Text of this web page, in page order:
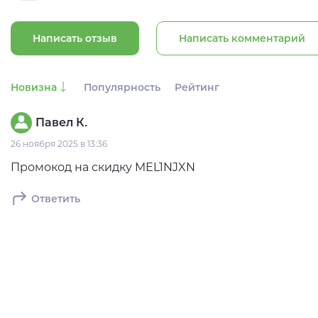
Написать отзыв Написать комментарий
Новизна Популярность Рейтинг
Павел К.
26 ноября 2025 в 13:36
Промокод на скидку MEL1NJXN
Ответить